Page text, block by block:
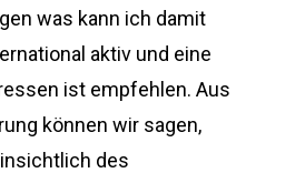
was kann ich damit
aktiv und eine
ist empfehlen. Aus
können wir sagen,
des